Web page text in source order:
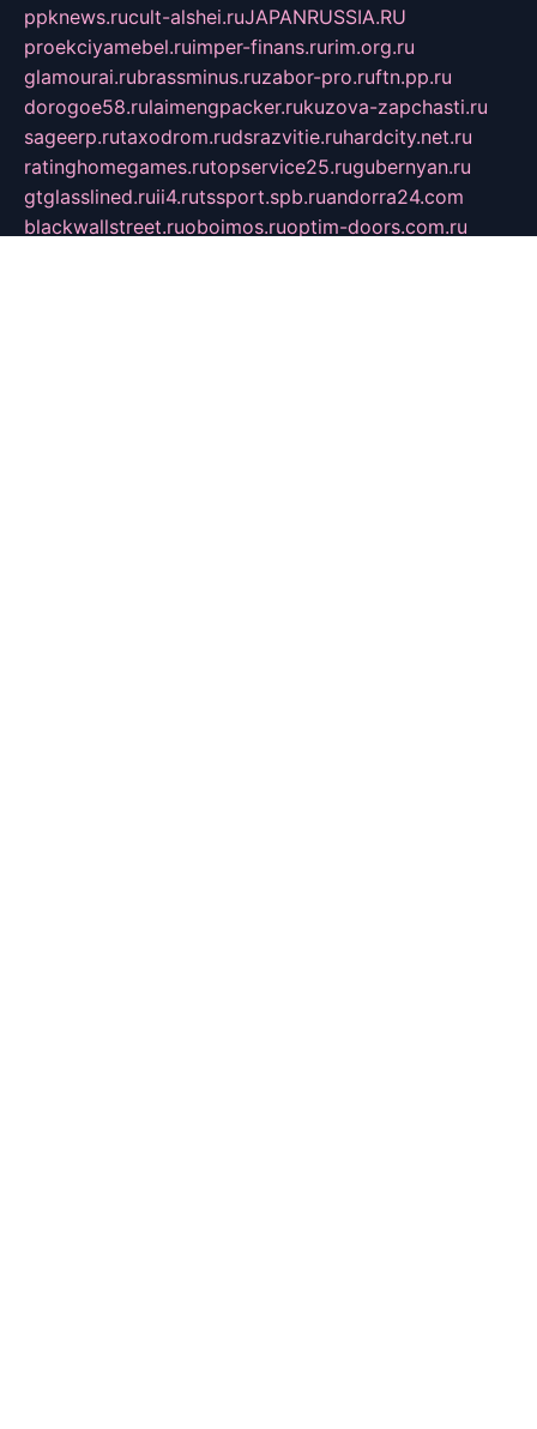
ppknews.rucult-alshei.ruJAPANRUSSIA.RU
proekciyamebel.ruimper-finans.rurim.org.ru
glamourai.rubrassminus.ruzabor-pro.ruftn.pp.ru
dorogoe58.rulaimengpacker.rukuzova-zapchasti.ru
sageerp.rutaxodrom.rudsrazvitie.ruhardcity.net.ru
ratinghomegames.rutopservice25.rugubernyan.ru
gtglasslined.ruii4.rutssport.spb.ruandorra24.com
blackwallstreet.ruoboimos.ruoptim-doors.com.ru